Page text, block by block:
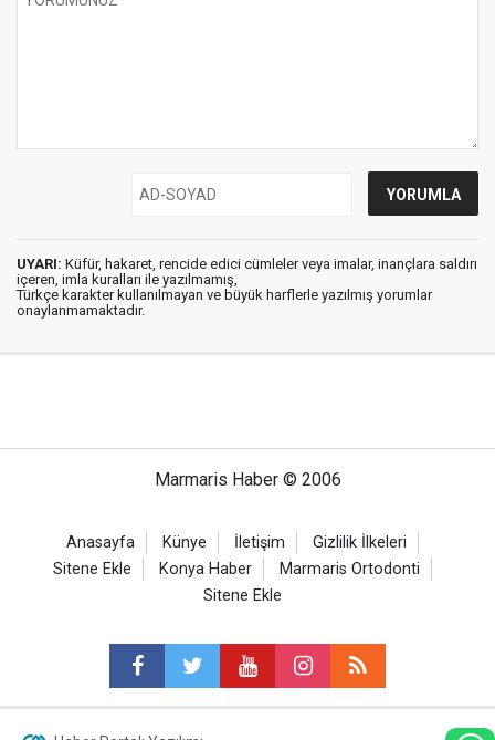
UYARI: Küfür, hakaret, rencide edici cümleler veya imalar, inançlara saldırı
içeren, imla kuralları ile yazılmamış,
Türkçe karakter kullanılmayan ve büyük harflerle yazılmış yorumlar
onaylanmamaktadır.
Marmaris Haber © 2006
Anasayfa Künye İletişim
Gizlilik İlkeleri
Sitene Ekle
Konya Haber
Marmaris Ortodonti
Sitene Ekle